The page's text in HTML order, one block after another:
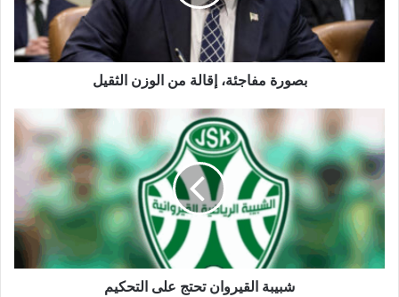
بصورة مفاجئة، إقالة من الوزن الثقيل
شبيبة القيروان تحتج على التحكيم